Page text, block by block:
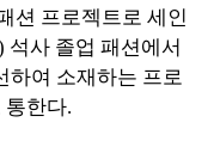
션 프로젝트로 세인
석사 졸업 패션에서
하여 소재하는 프로
한다.